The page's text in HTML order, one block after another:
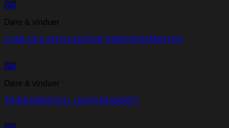
Vis
Døre & vinduer
CAMLOCK ANTI-LIGATUR VINDUESHÅNDTAG
Vis
Døre & vinduer
TRÆKHÅNDTAG, LIGATURSIKRET